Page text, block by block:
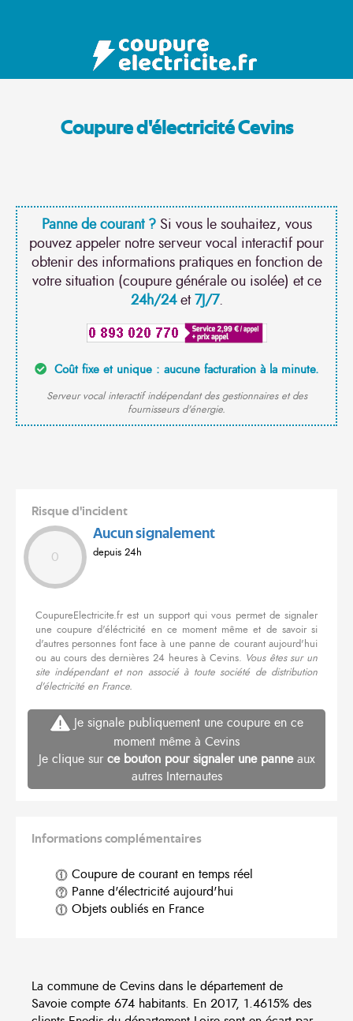
Coupure d'électricité Cevins
Panne de courant ?Si vous le souhaitez, vous
pouvez appeler notre serveur vocal interactif pour
obtenir des informations pratiques en fonction de
votre situation (coupure générale ou isolée) et ce
24h/24et7J/7.
Coût fixe et unique : aucune facturation à la minute.
Serveur vocal interactif indépendant des gestionnaires et des
fournisseurs d'énergie.
Risque d'incident
0
Aucun signalement
depuis 24h
CoupureElectricite.fr est un support qui vous permet de signaler
une coupure d'éléctricité en ce moment même et de savoir si
d'autres personnes font face à une panne de courant aujourd'hui
ou au cours des dernières 24 heures à Cevins. Vous êtes sur un
site indépendant et non associé à toute société de distribution
d'électricité en France.
Je signale publiquement une coupure en ce
moment même à Cevins
Je clique sur ce bouton pour signaler une panneaux
autres Internautes
Informations complémentaires
Coupure de courant en temps réel
Panne d'électricité aujourd'hui
Objets oubliés en France
La commune de Cevins dans le département de
Savoie compte 674 habitants. En 2017, 1.4615% des